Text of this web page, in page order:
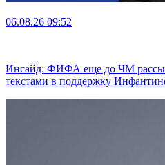
06.08.26 09:52
Инсайд: ФИФА еще до ЧМ
текстами в поддержку